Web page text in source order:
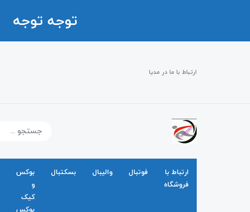
توجه توجه
ارتباط با ما در مدیا
ارتباط با
فروشگاه
فوتبال والیبال بسکتبال
بوکس
و
کیک
بوکس